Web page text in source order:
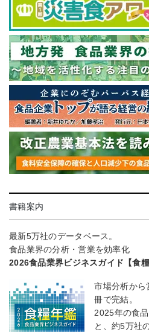
書籍案内
最新5万社のデータベース。
食品業界の分析・営業を効率化
2026食品業界ビジネスガイド【食糧
市場分析から
冊で完結。
2025年の食
と、約5万社